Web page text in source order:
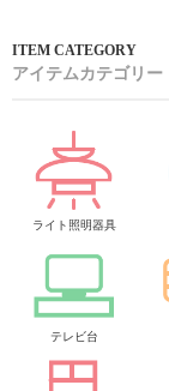
アイテムカテゴリー
ライト照明器具
テレビ台